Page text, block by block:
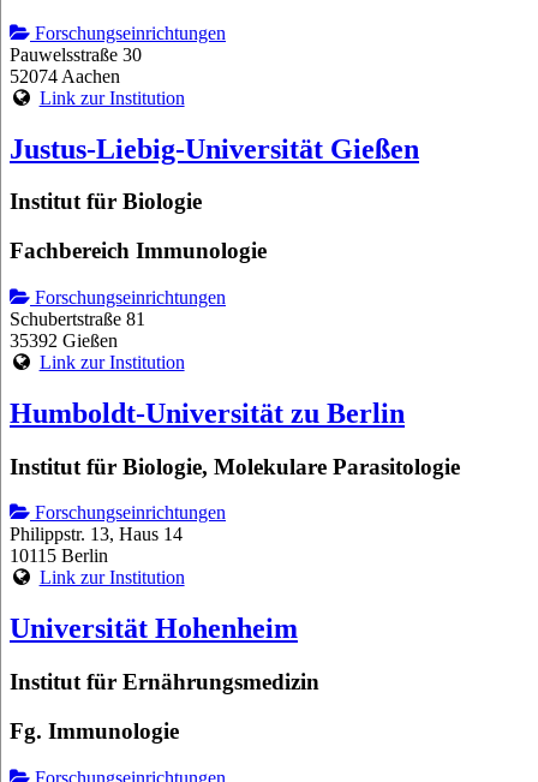
Forschungseinrichtungen
Pauwelsstraße 30
52074 Aachen
Link zur Institution
Justus-Liebig-Universität Gießen
Institut für Biologie
Fachbereich Immunologie
Forschungseinrichtungen
Schubertstraße 81
35392 Gießen
Link zur Institution
Humboldt-Universität zu Berlin
Institut für Biologie, Molekulare Parasitologie
Forschungseinrichtungen
Philippstr. 13, Haus 14
10115 Berlin
Link zur Institution
Universität Hohenheim
Institut für Ernährungsmedizin
Fg. Immunologie
Forschungseinrichtungen